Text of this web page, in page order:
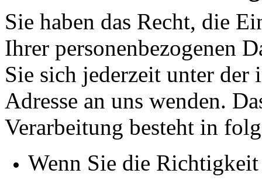
Sie haben das Recht, die
Ihrer personenbezogenen
Sie sich jederzeit unter der
Adresse an uns wenden.
Verarbeitung besteht in
Wenn Sie die